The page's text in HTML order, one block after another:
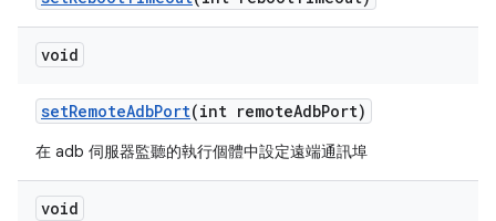
void
setRemoteAdbPort(int remoteAdbPort)
在 adb 伺服器監聽的執行個體中設定遠端通訊埠
void